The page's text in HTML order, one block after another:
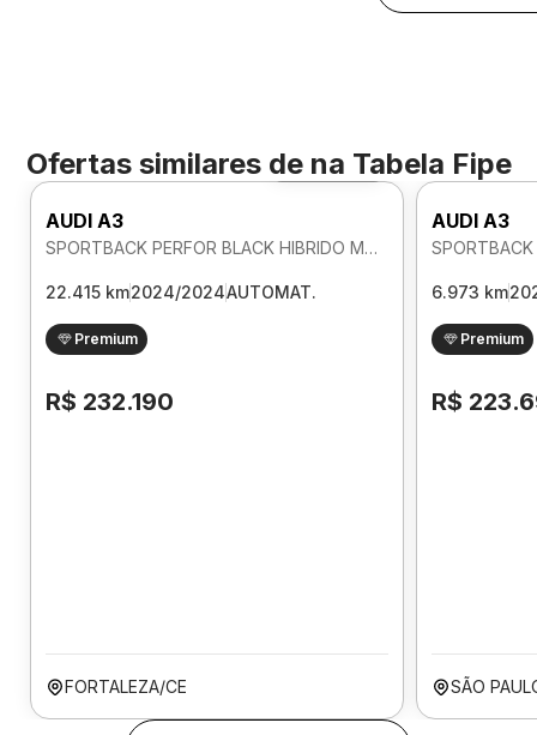
Ofertas similares de na Tabela Fipe
Foto 360º
AUDI A3
SPORTBACK PERFOR BLACK HIBRIDO MHEV 2.0 AUTOMATICO
22.415 km2024/2024AUTOMAT.
Premium
R$ 232.190
FORTALEZA/CE
AUDI A3
6.973 km
Premium
R$
SÃO